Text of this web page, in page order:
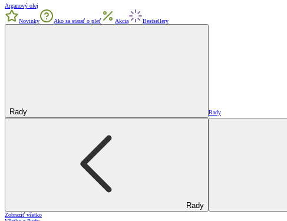
Arganový olej
Novinky Ako sa starať o pleť Akcia Bestsellery
Rady Rady
Rady
Zobraziť všetko